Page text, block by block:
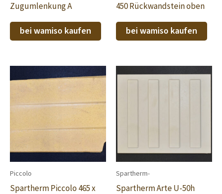
Zugumlenkung A
bei wamiso kaufen
450 Rückwandstein oben
bei wamiso kaufen
Piccolo
Spartherm Piccolo 465 x
Spartherm-
Spartherm Arte U-50h